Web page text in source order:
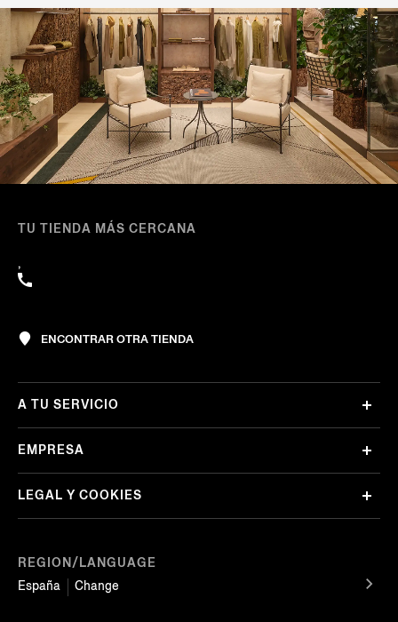
TU TIENDA MÁS CERCANA
,
ENCONTRAR OTRA TIENDA
REGION/LANGUAGE
España
Change
A TU SERVICIO
EMPRESA
LEGAL Y COOKIES